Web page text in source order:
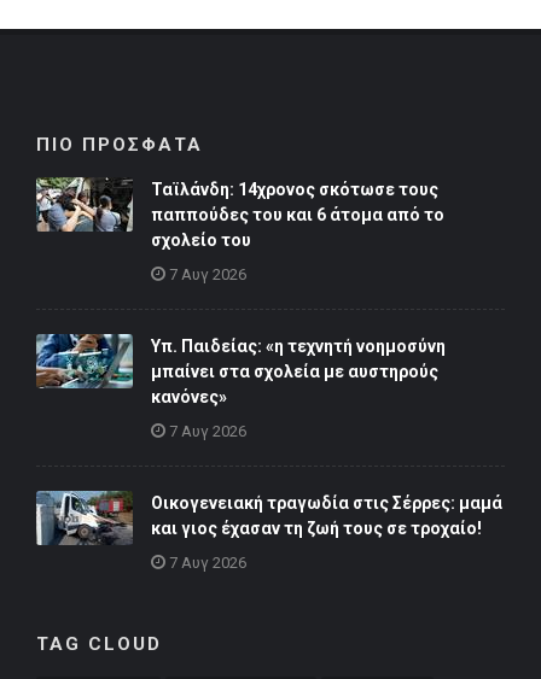
ΠΙΟ ΠΡΟΣΦΑΤΑ
Ταϊλάνδη: 14χρονος σκότωσε τους
παππούδες του και 6 άτομα από το
σχολείο του
7 Αυγ 2026
Υπ. Παιδείας: «η τεχνητή νοημοσύνη
μπαίνει στα σχολεία με αυστηρούς
κανόνες»
7 Αυγ 2026
Οικογενειακή τραγωδία στις Σέρρες: μαμά
και γιος έχασαν τη ζωή τους σε τροχαίο!
7 Αυγ 2026
TAG CLOUD